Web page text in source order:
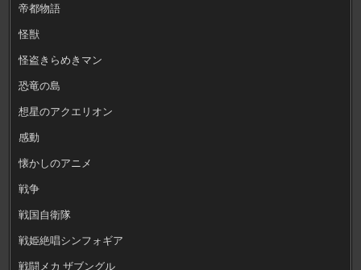
帝都物語
怪獣
怪盗きらめきマン
恐竜の島
想星のアクエリオン
感動
懐かしのアニメ
戦争
戦国自衛隊
戦姫絶唱シンフォギア
戦闘メカ ザブングル